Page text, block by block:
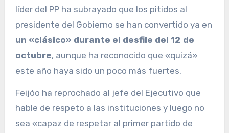
líder del PP ha subrayado que los pitidos al
presidente del Gobierno se han convertido ya en
un «clásico» durante el desfile del 12 de
octubre, aunque ha reconocido que «quizá»
este año haya sido un poco más fuertes.
Feijóo ha reprochado al jefe del Ejecutivo que
hable de respeto a las instituciones y luego no
sea «capaz de respetar al primer partido de